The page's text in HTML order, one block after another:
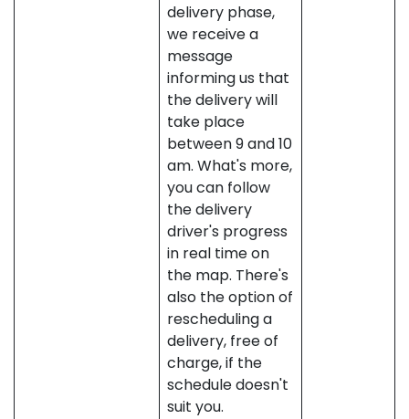
delivery phase,
we receive a
message
informing us that
the delivery will
take place
between 9 and 10
am. What's more,
you can follow
the delivery
driver's progress
in real time on
the map. There's
also the option of
rescheduling a
delivery, free of
charge, if the
schedule doesn't
suit you.